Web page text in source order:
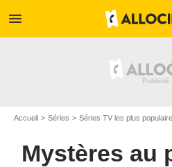
menu
Accueil Séries Séries TV les plus
Mystères au